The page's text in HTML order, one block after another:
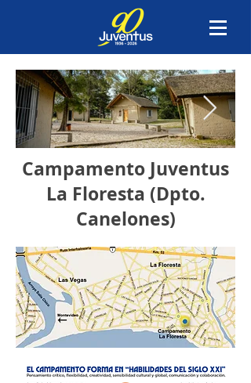
Campamento Juventus
La Floresta (Dpto.
Canelones)